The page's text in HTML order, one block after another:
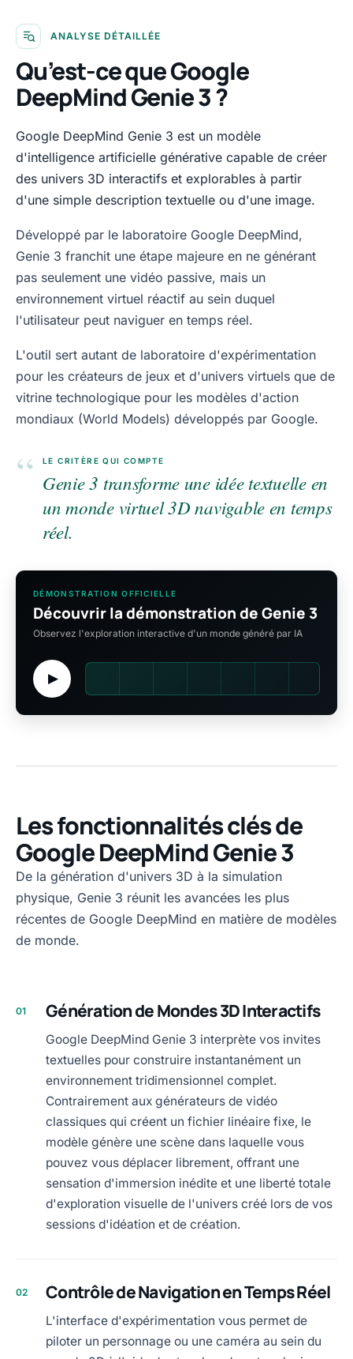
ANALYSE DÉTAILLÉE
Qu’est-ce que Google
DeepMind Genie 3 ?
Google DeepMind Genie 3 est un modèle
d'intelligence artificielle générative capable de créer
des univers 3D interactifs et explorables à partir
d'une simple description textuelle ou d'une image.
Développé par le laboratoire Google DeepMind,
Genie 3 franchit une étape majeure en ne générant
pas seulement une vidéo passive, mais un
environnement virtuel réactif au sein duquel
l'utilisateur peut naviguer en temps réel.
L'outil sert autant de laboratoire d'expérimentation
pour les créateurs de jeux et d'univers virtuels que de
vitrine technologique pour les modèles d'action
mondiaux (World Models) développés par Google.
“ LE CRITÈRE QUI COMPTE
Genie 3 transforme une idée textuelle en
un monde virtuel 3D navigable en temps
réel.
DÉMONSTRATION OFFICIELLE
Découvrir la démonstration de Genie 3
Observez l'exploration interactive d'un monde généré par IA
▶
Les fonctionnalités clés de
Google DeepMind Genie 3
De la génération d'univers 3D à la simulation
physique, Genie 3 réunit les avancées les plus
récentes de Google DeepMind en matière de modèles
de monde.
01 Génération de Mondes 3D Interactifs
Google DeepMind Genie 3 interprète vos invites
textuelles pour construire instantanément un
environnement tridimensionnel complet.
Contrairement aux générateurs de vidéo
classiques qui créent un fichier linéaire fixe, le
modèle génère une scène dans laquelle vous
pouvez vous déplacer librement, offrant une
sensation d'immersion inédite et une liberté totale
d'exploration visuelle de l'univers créé lors de vos
sessions d'idéation et de création.
02 Contrôle de Navigation en Temps Réel
L'interface d'expérimentation vous permet de
piloter un personnage ou une caméra au sein du